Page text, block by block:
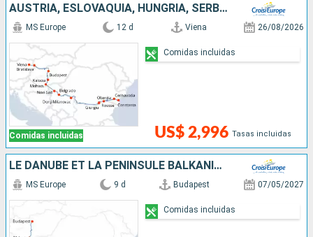
AUSTRIA, ESLOVAQUIA, HUNGRÍA, SERBIA, BULGARIA, RUMANIA
Comidas incluidas
MS Europe 12 d Viena 26/08/2026
US$ 2,996 Tasas incluidas
Comidas incluidas
LE DANUBE ET LA PÉNINSULE BALKANIQUE - DE BUDAPEST À BUCAREST
MS Europe 9 d Budapest 07/05/2027
Comidas incluidas